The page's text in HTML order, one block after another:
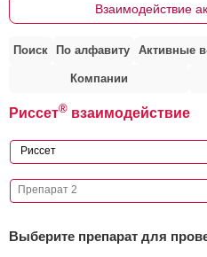
Взаимодействие
Поиск По алфавиту Активные
Компании
Риссет® взаимодействие
Выберите препарат для